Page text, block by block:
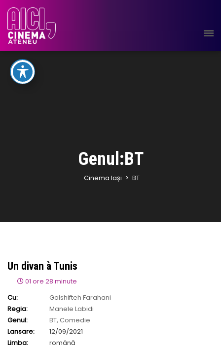
Genul:BT
Cinema Iași > BT
Un divan à Tunis
01 ore 28 minute
Cu:
Golshifteh Farahani
Regia:
Manele Labidi
Genul:
BT, Comedie
Lansare:
12/09/2021
Limba:
română